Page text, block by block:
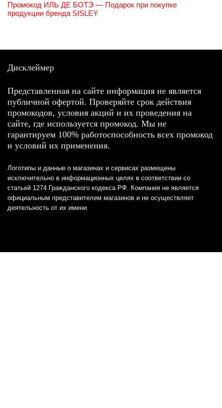
Промокод ИЛЬ ДЕ БОТЭ — Подарок при покупке
продукции бренда SISLEY
Дисклеймер
Представленная на сайте информация не является
публичной офертой. Проверяйте срок действия
промокодов, условия акций и их проведения на
сайте, где используется промокод. Мы не
гарантируем 100% работоспособность всех промокод
и условий их применения.
Логотипы и данные о магазинах и сервисах размещены
исключительно в информационных целях в соответствии со
статьей 1274 Гражданского кодекса РФ. Компания не является
официальным представителем магазинов и не осуществляет
деятельность от их имени.